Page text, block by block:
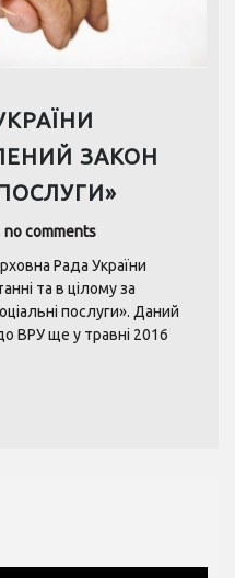
ЗАКОН
no comments
Рада України
та в цілому за
послуги». Даний
ВРУ ще у травні 2016